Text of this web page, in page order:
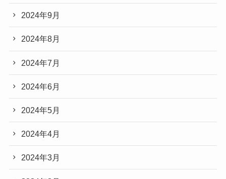
2024年9月
2024年8月
2024年7月
2024年6月
2024年5月
2024年4月
2024年3月